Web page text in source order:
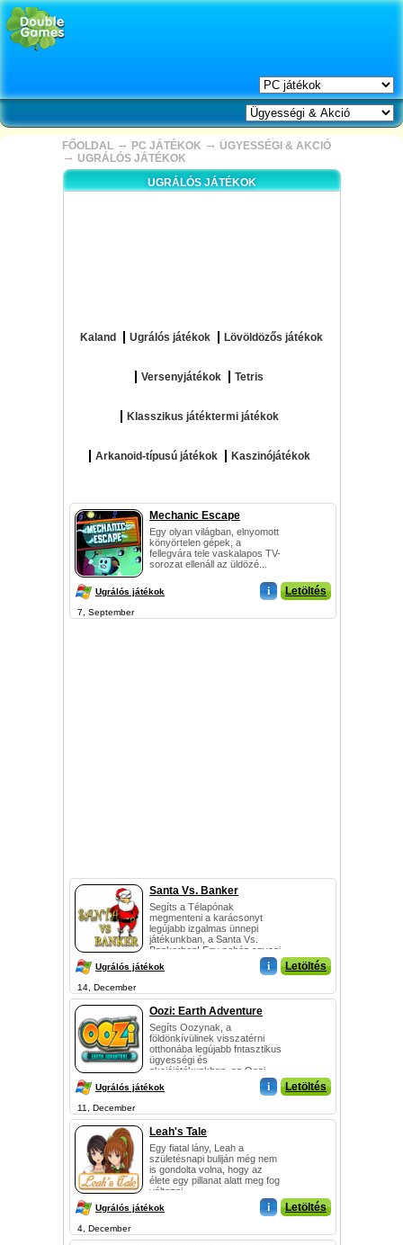
FŐOLDAL → PC JÁTÉKOK → ÜGYESSÉGI & AKCIÓ
→ UGRÁLÓS JÁTÉKOK
UGRÁLÓS JÁTÉKOK
Kaland Ugrálós játékok Lövöldözős játékok
Versenyjátékok Tetris
Klasszikus játéktermi játékok
Arkanoid-típusú játékok Kaszinójátékok
Mechanic Escape
Egy olyan világban, elnyomott
könyörtelen gépek, a
fellegvára tele vaskalapos TV-
sorozat ellenáll az üldözé...
Ugrálós játékok i Letöltés
7, September
Santa Vs. Banker
Segíts a Télapónak
megmenteni a karácsonyt
legújabb izgalmas ünnepi
játékunkban, a Santa Vs.
Bankerben! Egy nehéz anyagi
Ugrálós játékok i Letöltés
14, December
Oozi: Earth Adventure
Segíts Oozynak, a
földönkívülinek visszatérni
otthonába legújabb fntasztikus
ügyességi és
akciójátékunkban, az Oozi
Ugrálós játékok i Letöltés
11, December
Leah's Tale
Egy fiatal lány, Leah a
születésnapi buliján még nem
is gondolta volna, hogy az
élete egy pillanat alatt meg fog
változni....
Ugrálós játékok i Letöltés
4, December